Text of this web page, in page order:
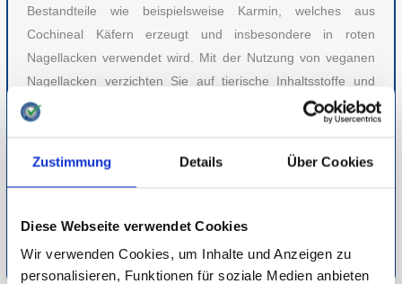
Zustimmung Details Über Cookies
Diese Webseite verwendet Cookies
Wir verwenden Cookies, um Inhalte und Anzeigen zu
personalisieren, Funktionen für soziale Medien anbieten
Bestandteile wie beispielsweise Karmin, welches aus
Cochineal Käfern erzeugt und insbesondere in roten
Nagellacken verwendet wird. Mit der Nutzung von veganen
Nagellacken verzichten Sie auf tierische Inhaltsstoffe und
tragen zu einem nachhaltigen Lebensstil bei. Doch nicht nur
die Tierwelt, sondern auch Ihre Gesundheit wird durch die
natürliche Alternative geschützt. Vegane Lacke zählen zu
den schadstoffarmen Nagellacken, indem auf verschiedene
Detaillierte Informationen zur Durchführung unserer Studien
finden Sie unterMethodik.